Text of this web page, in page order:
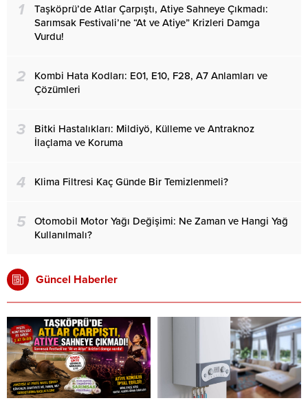
1
Taşköprü’de Atlar Çarpıştı, Atiye Sahneye Çıkmadı:
Sarımsak Festivali’ne “At ve Atiye” Krizleri Damga
Vurdu!
2
Kombi Hata Kodları: E01, E10, F28, A7 Anlamları ve
Çözümleri
3
Bitki Hastalıkları: Mildiyö, Külleme ve Antraknoz
İlaçlama ve Koruma
4 Klima Filtresi Kaç Günde Bir Temizlenmeli?
5
Otomobil Motor Yağı Değişimi: Ne Zaman ve Hangi Yağ
Kullanılmalı?
Güncel Haberler